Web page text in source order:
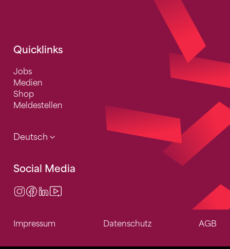
Quicklinks
Jobs
Medien
Shop
Meldestellen
Deutsch
Social Media
Instagram
Facebook
LinkedIn
Impressum Datenschutz AGB